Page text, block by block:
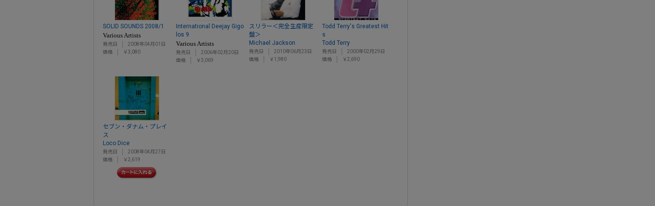
SOLID SOUNDS 2008/1
Various Artists
発売日
2008年04月01日
価格
￥3,080
International Deejay Gigo
los 9
Various Artists
発売日
2006年02月20日
価格
￥3,069
スリラー＜完全生産限定
盤＞
Michael Jackson
発売日
2010年06月23日
価格
￥1,980
Todd Terry's Greatest Hit
s
Todd Terry
発売日
2000年02月29日
価格
￥2,690
セブン・ダナム・プレイ
ス
Loco Dice
発売日
2008年04月27日
価格
￥2,619